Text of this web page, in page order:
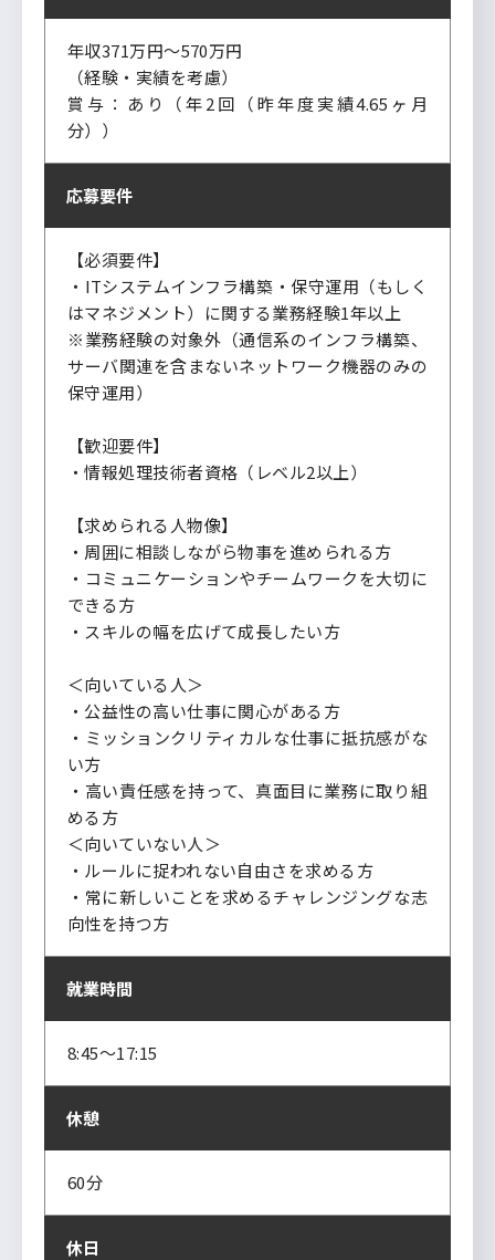
年収371万円～570万円
（経験・実績を考慮）
賞与：あり（年2回（昨年度実績4.65ヶ月
分））
応募要件
【必須要件】
・ITシステムインフラ構築・保守運用（もしく
はマネジメント）に関する業務経験1年以上
※業務経験の対象外（通信系のインフラ構築、
サーバ関連を含まないネットワーク機器のみの
保守運用）
【歓迎要件】
・情報処理技術者資格（レベル2以上）
【求められる人物像】
・周囲に相談しながら物事を進められる方
・コミュニケーションやチームワークを大切に
できる方
・スキルの幅を広げて成長したい方
＜向いている人＞
・公益性の高い仕事に関心がある方
・ミッションクリティカルな仕事に抵抗感がな
い方
・高い責任感を持って、真面目に業務に取り組
める方
＜向いていない人＞
・ルールに捉われない自由さを求める方
・常に新しいことを求めるチャレンジングな志
向性を持つ方
就業時間
8:45～17:15
休憩
60分
休日